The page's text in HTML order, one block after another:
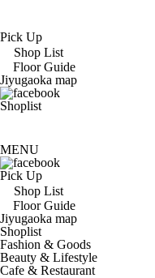
Pick Up
Shop List
Floor Guide
Jiyugaoka map
Shoplist
MENU
Pick Up
Shop List
Floor Guide
Jiyugaoka map
Shoplist
Fashion & Goods
Beauty & Lifestyle
Cafe & Restaurant